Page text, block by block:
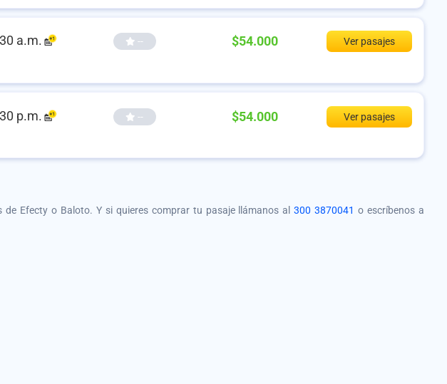
a.m. -- $54.000 Ver pasajes
p.m. -- $54.000 Ver pasajes
Efecty o Baloto. Y si quieres comprar tu pasaje llámanos al300 3870041 o escríbenos a